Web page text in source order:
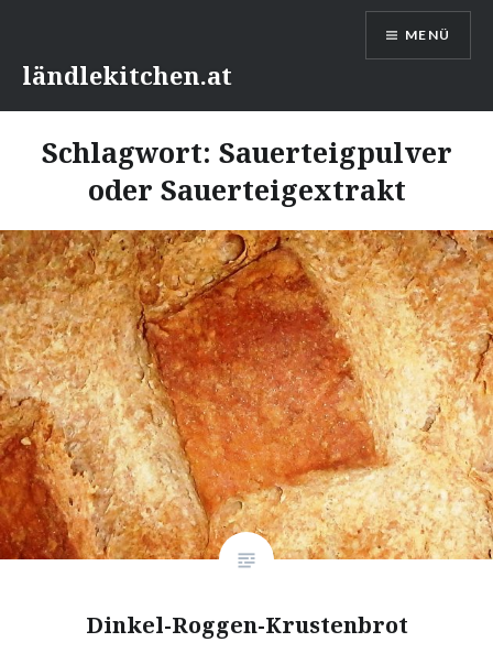
Inhaltländlekitchen.at
MENÜ
Schlagwort: Sauerteigpulver
oder Sauerteigextrakt
Dinkel-Roggen-Krustenbrot